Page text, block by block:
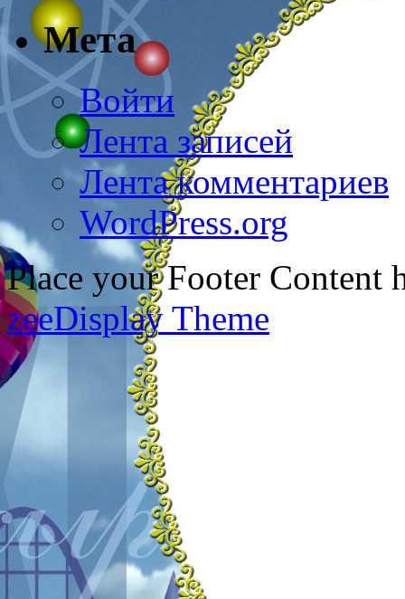
Мета
Войти
Лента записей
Лента комментариев
WordPress.org
Place your Footer Content
zeeDisplay Theme